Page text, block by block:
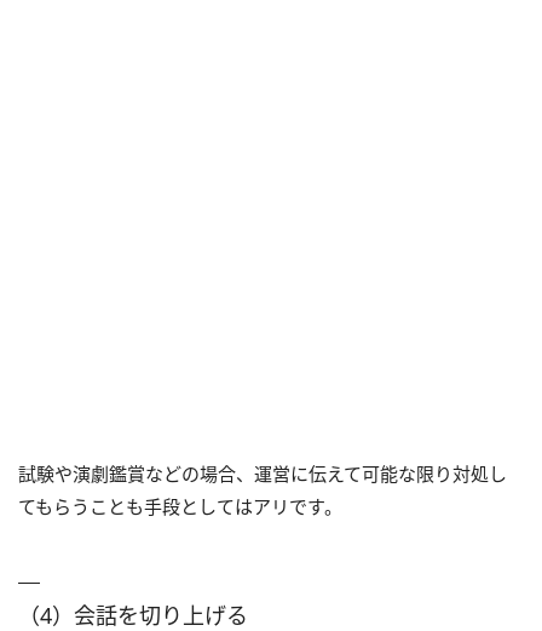
試験や演劇鑑賞などの場合、運営に伝えて可能な限り対処し
てもらうことも手段としてはアリです。
（4）会話を切り上げる